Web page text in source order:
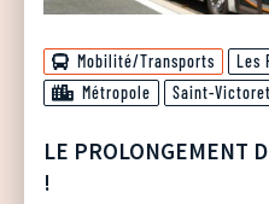
Mobilité/Transports Les
Métropole
Saint-Victoret
LE PROLONGEMENT
!